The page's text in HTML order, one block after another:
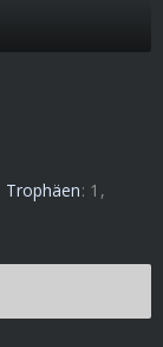
Trophäen 1